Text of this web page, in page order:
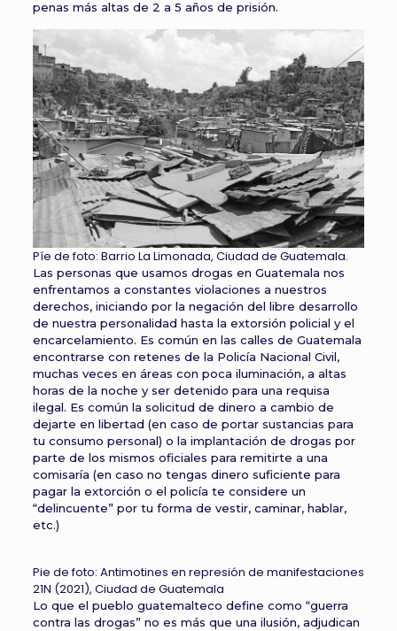
penas más altas de 2 a 5 años de prisión.
Píe de foto: Barrio La Limonada, Ciudad de Guatemala.
Las personas que usamos drogas en Guatemala nos
enfrentamos a constantes violaciones a nuestros
derechos, iniciando por la negación del libre desarrollo
de nuestra personalidad hasta la extorsión policial y el
encarcelamiento. Es común en las calles de Guatemala
encontrarse con retenes de la Policía Nacional Civil,
muchas veces en áreas con poca iluminación, a altas
horas de la noche y ser detenido para una requisa
ilegal. Es común la solicitud de dinero a cambio de
dejarte en libertad (en caso de portar sustancias para
tu consumo personal) o la implantación de drogas por
parte de los mismos oficiales para remitirte a una
comisaría (en caso no tengas dinero suficiente para
pagar la extorción o el policía te considere un
“delincuente” por tu forma de vestir, caminar, hablar,
etc.)
Pie de foto: Antimotines en represión de manifestaciones
21N (2021), Ciudad de Guatemala
Lo que el pueblo guatemalteco define como “guerra
contra las drogas” no es más que una ilusión, adjudican